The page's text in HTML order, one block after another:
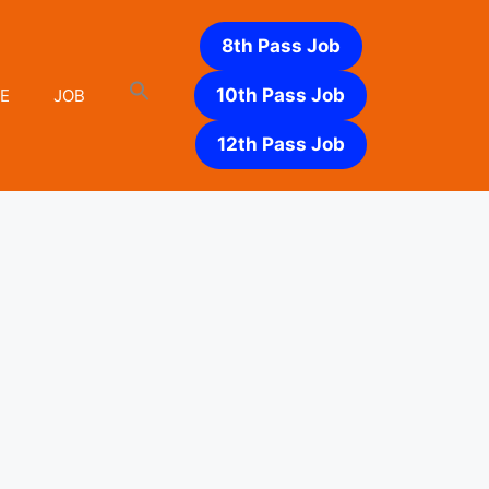
JOB
8th Pass Job
10th Pass Job
12th Pass Job